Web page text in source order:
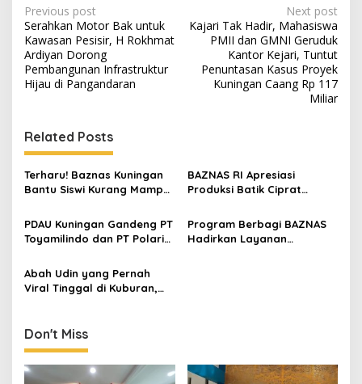
Post
navigation
Previous post
Serahkan Motor Bak untuk
Kawasan Pesisir, H Rokhmat
Ardiyan Dorong
Pembangunan Infrastruktur
Hijau di Pangandaran
Next post
Kajari Tak Hadir, Mahasiswa
PMII dan GMNI Geruduk
Kantor Kejari, Tuntut
Penuntasan Kasus Proyek
Kuningan Caang Rp 117
Miliar
Related Posts
Terharu! Baznas Kuningan
Bantu Siswi Kurang Mampu
Semangat Belajarnya Tak
Pernah Padam
BAZNAS RI Apresiasi
Produksi Batik Ciprat
Berdaya, Jadi Percontohan
Pemberdayaan Disabilitas
PDAU Kuningan Gandeng PT
Toyamilindo dan PT Polaris
Kembangkan Pariwisata
dan Produk Lokal
Program Berbagi BAZNAS
Hadirkan Layanan
Abah Udin yang Pernah
Viral Tinggal di Kuburan,
CSK
Don't Miss